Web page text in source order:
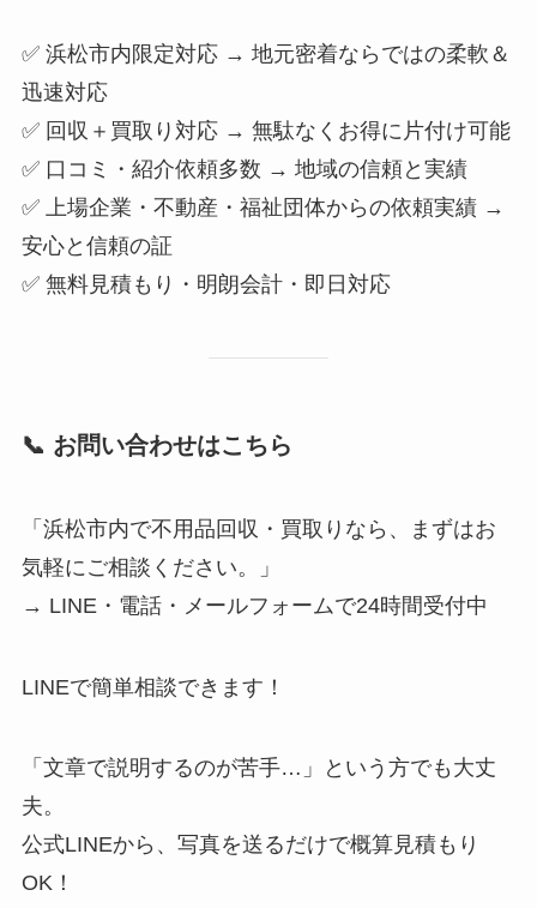
✅ 浜松市内限定対応 → 地元密着ならではの柔軟＆
迅速対応
✅ 回収＋買取り対応 → 無駄なくお得に片付け可能
✅ 口コミ・紹介依頼多数 → 地域の信頼と実績
✅ 上場企業・不動産・福祉団体からの依頼実績 →
安心と信頼の証
✅ 無料見積もり・明朗会計・即日対応
📞 お問い合わせはこちら
「浜松市内で不用品回収・買取りなら、まずはお
気軽にご相談ください。」
→ LINE・電話・メールフォームで24時間受付中
LINEで簡単相談できます！
「文章で説明するのが苦手…」という方でも大丈
夫。
公式LINEから、写真を送るだけで概算見積もり
OK！